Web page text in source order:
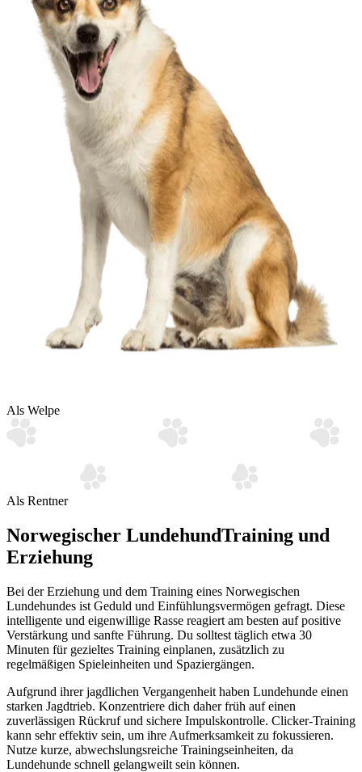
Als Welpe
Als Rentner
Norwegischer LundehundTraining und
Erziehung
Bei der Erziehung und dem Training eines Norwegischen
Lundehundes ist Geduld und Einfühlungsvermögen gefragt. Diese
intelligente und eigenwillige Rasse reagiert am besten auf positive
Verstärkung und sanfte Führung. Du solltest täglich etwa 30
Minuten für gezieltes Training einplanen, zusätzlich zu
regelmäßigen Spieleinheiten und Spaziergängen.
Aufgrund ihrer jagdlichen Vergangenheit haben Lundehunde einen
starken Jagdtrieb. Konzentriere dich daher früh auf einen
zuverlässigen Rückruf und sichere Impulskontrolle. Clicker-Training
kann sehr effektiv sein, um ihre Aufmerksamkeit zu fokussieren.
Nutze kurze, abwechslungsreiche Trainingseinheiten, da
Lundehunde schnell gelangweilt sein können.